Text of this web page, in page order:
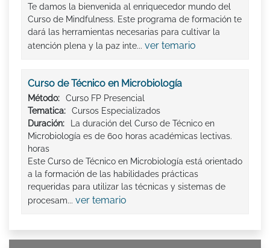
Te damos la bienvenida al enriquecedor mundo del
Curso de Mindfulness. Este programa de formación te
dará las herramientas necesarias para cultivar la
atención plena y la paz inte... ver temario
Curso de Técnico en Microbiología
Método:
Curso FP Presencial
Tematica:
Cursos Especializados
Duración:
La duración del Curso de Técnico en
Microbiología es de 600 horas académicas lectivas.
horas
Este Curso de Técnico en Microbiología está orientado
a la formación de las habilidades prácticas
requeridas para utilizar las técnicas y sistemas de
procesam... ver temario